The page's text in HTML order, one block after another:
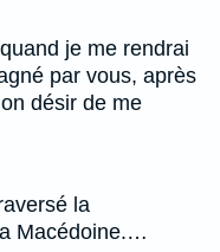
je me rendrai
par vous, après
désir de me
la
Macédoine.…